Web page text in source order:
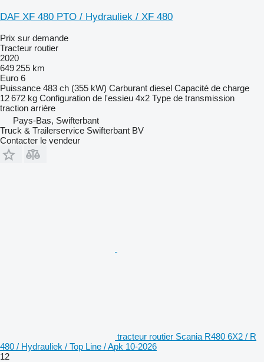
DAF XF 480 PTO / Hydrauliek / XF 480
Prix sur demande
Tracteur routier
2020
649 255 km
Euro 6
Puissance 483 ch (355 kW) Carburant diesel Capacité de charge
12 672 kg Configuration de l'essieu 4x2 Type de transmission
traction arrière
Pays-Bas, Swifterbant
Truck & Trailerservice Swifterbant BV
Contacter le vendeur
tracteur routier Scania R480 6X2 / R
480 / Hydrauliek / Top Line / Apk 10-2026
12